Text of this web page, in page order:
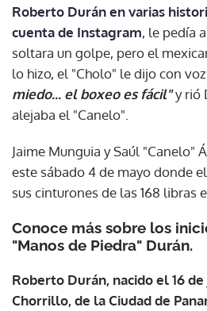
Roberto Durán en varias
cuenta de Instagram, le pedía
soltara un golpe, pero el
lo hizo, el "Cholo" le dijo con
miedo... el boxeo es fácil"y rió
alejaba el "Canelo".
Jaime Munguia y Saúl "Canelo"
este sábado 4 de mayo donde
sus cinturones de las 168 libras
Conoce más sobre los
"Manos de Piedra" Durán.
Roberto Durán, nacido el 16 de
Chorrillo, de la Ciudad de